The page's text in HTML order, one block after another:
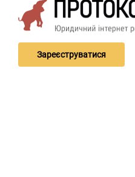
Зареєструватися